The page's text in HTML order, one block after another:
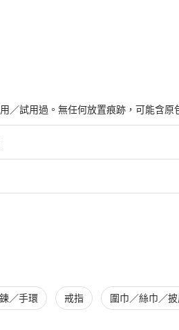
細節
／試用過。無任何放置痕跡，可能含原
薦
商品推薦
／手環 戒指 圍巾／絲巾／披